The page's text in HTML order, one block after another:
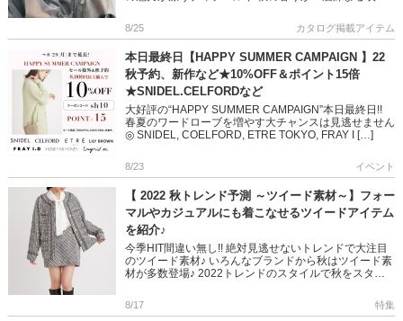
[…]
8/25 カタログ掲載アイテム
本日最終日【HAPPY SUMMER CAMPAIGN 】22
秋予約、新作など★10%OFF＆ポイント15倍
★SNIDEL.CELFORDなど
大好評の“HAPPY SUMMER CAMPAIGN”本日最終日!!
春夏のワードローブを増やす大チャンスは見逃せません
◎ SNIDEL, COELFORD, ETRE TOKYO, FRAY I […]
8/23 イベント
【 2022 秋トレンド予測 ～ツイード素材～】フォー
マルやカジュアルにも着こなせるツイードアイテム
を紹介♪
今季HIT間違い無し!! 絶対見逃せないトレンドで大注目
のツイード素材♪ いろんなブランドから秋はツイード素
材が多数登場♪ 2022トレンドのスタイルで秋をスター
素材 […]
8/17 特集